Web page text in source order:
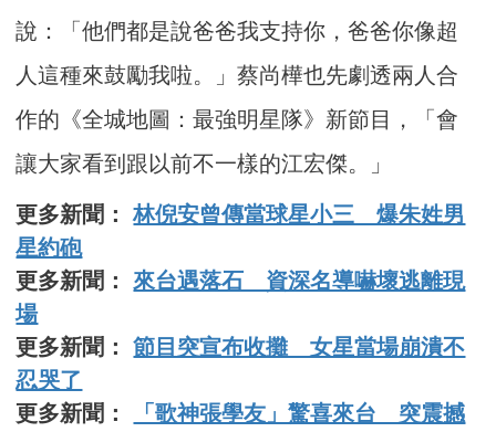
說：「他們都是說爸爸我支持你，爸爸你像超
人這種來鼓勵我啦。」蔡尚樺也先劇透兩人合
作的《全城地圖：最強明星隊》新節目，「會
讓大家看到跟以前不一樣的江宏傑。」
更多新聞：林倪安曾傳當球星小三 爆朱姓男
星約砲
更多新聞： 來台遇落石 資深名導嚇壞逃離現
場
更多新聞：節目突宣布收攤 女星當場崩潰不
忍哭了
更多新聞：
「歌神張學友」驚喜來台 突震撼